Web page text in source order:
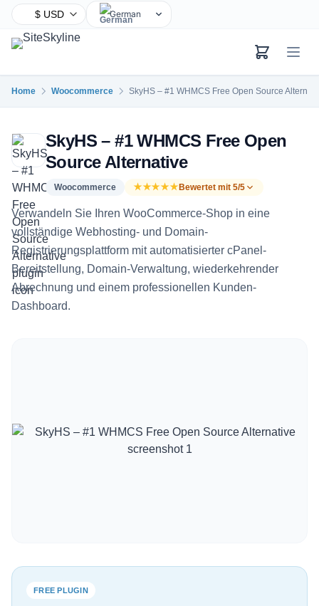
German
French
Bengali
Portuguese
Russian
Urdu
Indonesian
Japanese
Turkish
Home Woocommerce SkyHS – #1 WHMCS Free Open Source
SkyHS – #1 WHMCS Free Open
Source Alternative
Woocommerce ★★★★★ Bewertet mit 5/5
Verwandeln Sie Ihren WooCommerce-Shop in eine
vollständige Webhosting- und Domain-
Registrierungsplattform mit automatisierter cPanel-
Bereitstellung, Domain-Verwaltung, wiederkehrender
Abrechnung und einem professionellen Kunden-
Dashboard.
FREE PLUGIN